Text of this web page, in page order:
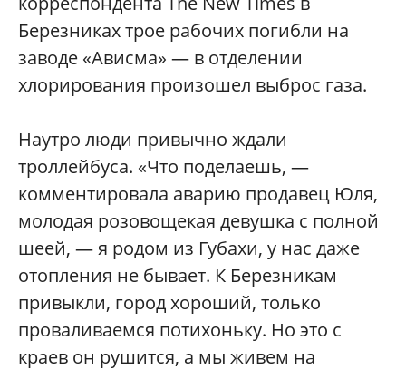
Березниках трое рабочих погибли на
заводе «Ависма» — в отделении
хлорирования произошел выброс газа.
Наутро люди привычно ждали
троллейбуса. «Что поделаешь, —
комментировала аварию продавец Юля,
молодая розовощекая девушка с полной
шеей, — я родом из Губахи, у нас даже
отопления не бывает. К Березникам
привыкли, город хороший, только
проваливаемся потихоньку. Но это с
краев он рушится, а мы живем на